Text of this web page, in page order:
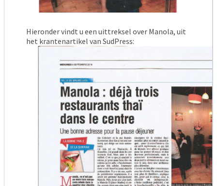
Hieronder vindt u een uittreksel over Manola, uit
het krantenartikel van SudPress: